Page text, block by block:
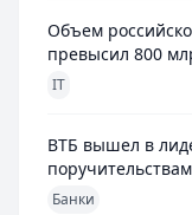
Объем
превысил 800
IT
ВТБ вышел в
Банки